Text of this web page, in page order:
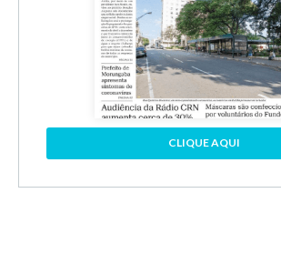
CLIQUE AQUI